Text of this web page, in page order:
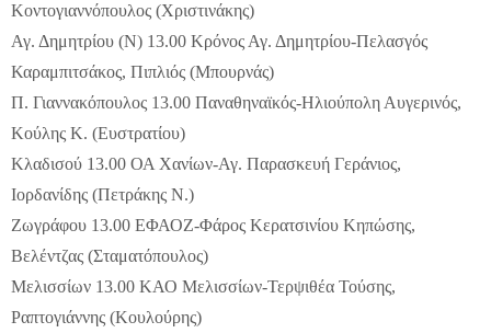
Κοντογιαννόπουλος (Χριστινάκης)
Αγ. Δημητρίου (Ν) 13.00 Κρόνος Αγ. Δημητρίου-Πελασγός
Καραμπιτσάκος, Πιπλιός (Μπουρνάς)
Π. Γιαννακόπουλος 13.00 Παναθηναϊκός-Ηλιούπολη Αυγερινός,
Κούλης Κ. (Ευστρατίου)
Κλαδισού 13.00 ΟΑ Χανίων-Αγ. Παρασκευή Γεράνιος,
Ιορδανίδης (Πετράκης Ν.)
Ζωγράφου 13.00 ΕΦΑΟΖ-Φάρος Κερατσινίου Κηπώσης,
Βελέντζας (Σταματόπουλος)
Μελισσίων 13.00 ΚΑΟ Μελισσίων-Τερψιθέα Τούσης,
Ραπτογιάννης (Κουλούρης)